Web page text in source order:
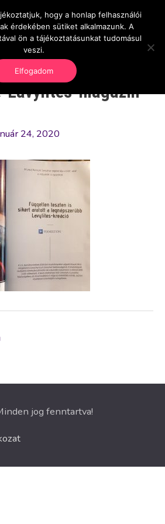
Main
Lavylites-magazin-
24, 2020
jog fenntartva!
hogy a honlap felhasználói
érdekében sütiket alkalmazunk. A
ön a tájékoztatásunkat tudomásul
veszi.
Elfogadom